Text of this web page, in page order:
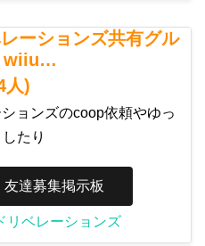
ーションズ共有グル
wiiu…
人)
ョンズのcoop依頼やゆっ
たり
友達募集掲示板
リベレーションズ